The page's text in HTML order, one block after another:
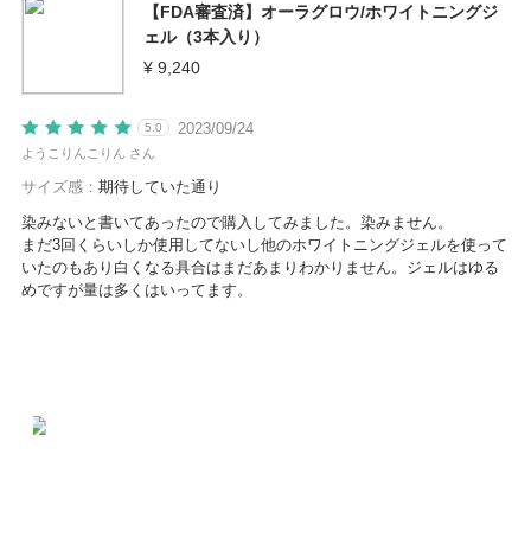
【FDA審査済】オーラグロウ/ホワイトニングジ
ェル（3本入り）
¥ 9,240
2023/09/24
5.0
ようこりんこりん さん
サイズ感： 期待していた通り
染みないと書いてあったので購入してみました。染みません。
まだ3回くらいしか使用してないし他のホワイトニングジェルを使って
いたのもあり白くなる具合はまだあまりわかりません。ジェルはゆる
めですが量は多くはいってます。